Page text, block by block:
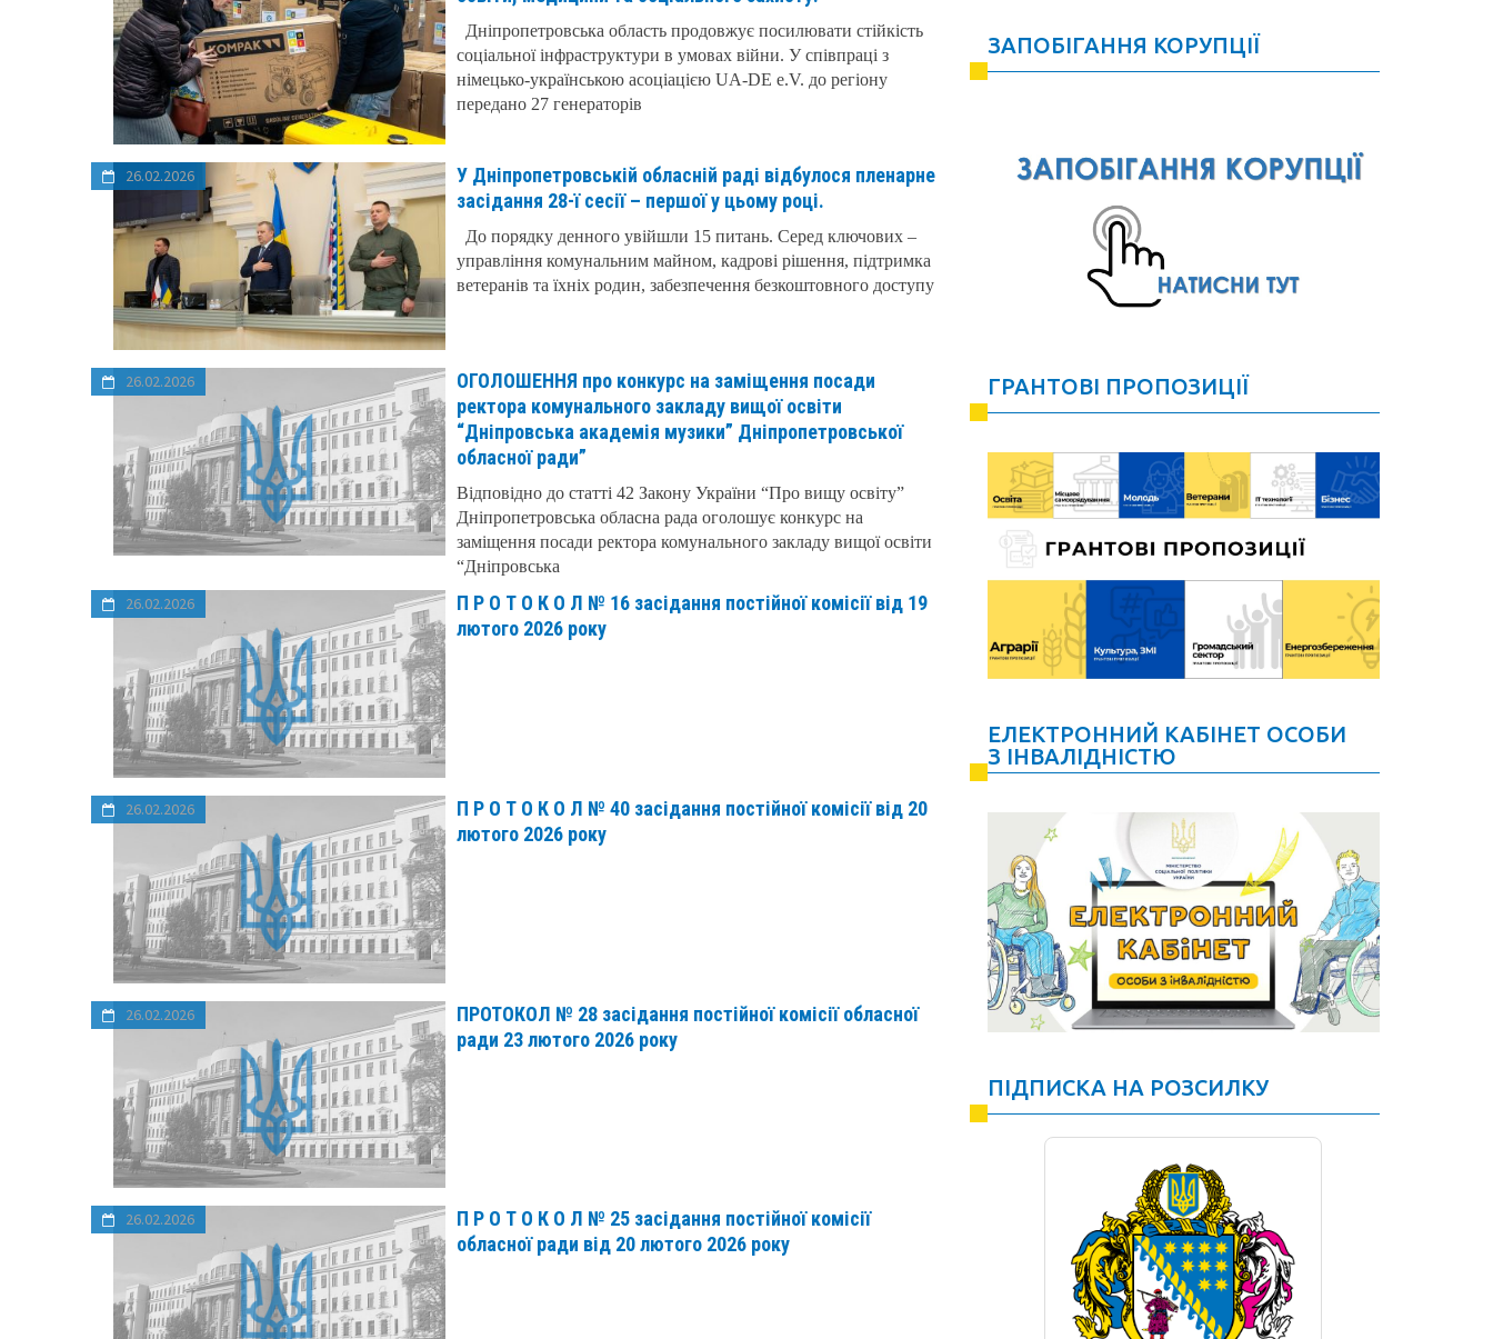
Дніпропетровська область продовжує посилювати стійкість
соціальної інфраструктури в умовах війни. У співпраці з
німецько-українською асоціацією UA-DE e.V. до регіону
передано 27 генераторів
26.02.2026
У Дніпропетровській обласній раді відбулося пленарне
засідання 28-ї сесії – першої у цьому році.
До порядку денного увійшли 15 питань. Серед ключових –
управління комунальним майном, кадрові рішення, підтримка
ветеранів та їхніх родин, забезпечення безкоштовного доступу
26.02.2026
ОГОЛОШЕННЯ про конкурс на заміщення посади
ректора комунального закладу вищої освіти
“Дніпровська академія музики” Дніпропетровської
обласної ради”
Відповідно до статті 42 Закону України “Про вищу освіту”
Дніпропетровська обласна рада оголошує конкурс на
заміщення посади ректора комунального закладу вищої освіти
“Дніпровська
26.02.2026
П Р О Т О К О Л № 16 засідання постійної комісії від 19
лютого 2026 року
26.02.2026
П Р О Т О К О Л № 40 засідання постійної комісії від 20
лютого 2026 року
26.02.2026
ПРОТОКОЛ № 28 засідання постійної комісії обласної
ради 23 лютого 2026 року
26.02.2026
П Р О Т О К О Л № 25 засідання постійної комісії
обласної ради від 20 лютого 2026 року
ЗАПОБІГАННЯ КОРУПЦІЇ
ГРАНТОВІ ПРОПОЗИЦІЇ
ЕЛЕКТРОННИЙ КАБІНЕТ ОСОБИ
З ІНВАЛІДНІСТЮ
ПІДПИСКА НА РОЗСИЛКУ